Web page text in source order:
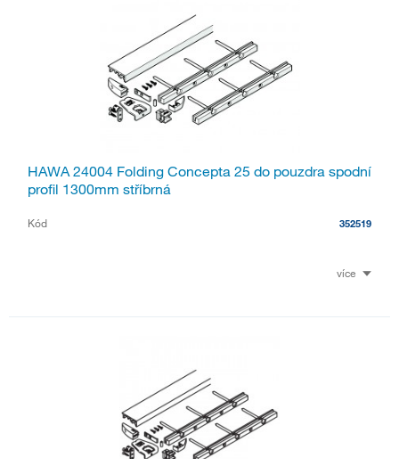
HAWA 24004 Folding Concepta 25 do pouzdra spodní
profil 1300mm stříbrná
Kód 352519
více